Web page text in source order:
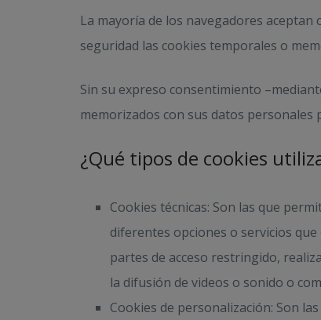
La mayoría de los navegadores
seguridad las cookies temporales o
Sin su expreso consentimiento
memorizados con sus datos
¿Qué tipos de cookies
Cookies técnicas: Son las que
diferentes opciones o servicios
partes de acceso restringido,
la difusión de videos o sonido o
Cookies de personalización: Son